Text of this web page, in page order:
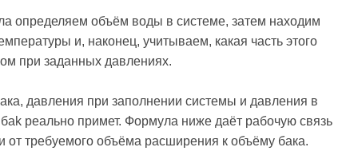
определяем объём воды в системе, затем находим
и, наконец, учитываем, какая часть этого
при заданных давлениях.
давления при заполнении системы и давления в
реально примет. Формула ниже даёт рабочую связь
от требуемого объёма расширения к объёму бака.